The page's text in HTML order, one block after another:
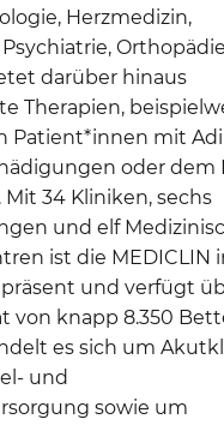
Herzmedizin,
darüber hinaus
Therapien,
Patient*innen mit
oder dem
34 Kliniken, sechs
und elf
ist die MEDICLIN
und verfügt
von knapp 8.350
es sich um
und
sowie um